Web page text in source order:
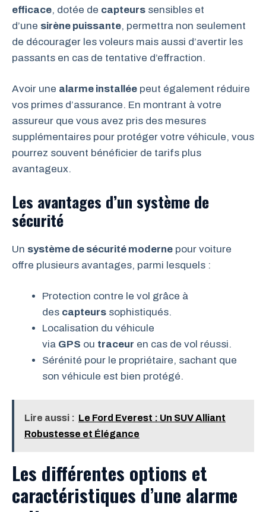
efficace, dotée de capteurs sensibles et
d’une sirène puissante, permettra non seulement
de décourager les voleurs mais aussi d’avertir les
passants en cas de tentative d’effraction.
Avoir une alarme installée peut également réduire
vos primes d’assurance. En montrant à votre
assureur que vous avez pris des mesures
supplémentaires pour protéger votre véhicule, vous
pourrez souvent bénéficier de tarifs plus
avantageux.
Les avantages d’un système de
sécurité
Un système de sécurité moderne pour voiture
offre plusieurs avantages, parmi lesquels :
Protection contre le vol grâce à
des capteurs sophistiqués.
Localisation du véhicule
via GPS ou traceur en cas de vol réussi.
Sérénité pour le propriétaire, sachant que
son véhicule est bien protégé.
Lire aussi : Le Ford Everest : Un SUV Alliant
Robustesse et Élégance
Les différentes options et
caractéristiques d’une alarme